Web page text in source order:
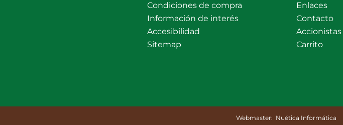
Condiciones de compra
Información de interés
Accesibilidad
Sitemap
Enlaces
Contacto
Accionistas
Carrito
Webmaster: Nuética Informática